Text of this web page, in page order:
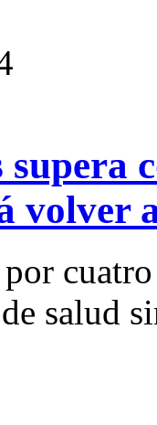
supera
volver
salud